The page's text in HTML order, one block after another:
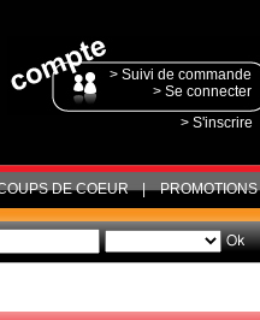
> Suivi de commande
> Se connecter
> S'inscrire
DE COEUR | PROMOTIONS